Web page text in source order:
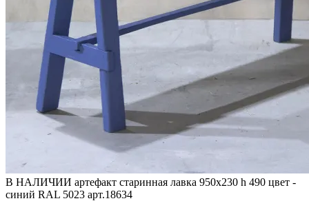
В НАЛИЧИИ артефакт старинная лавка 950х230 h 490 цвет -
синий RAL 5023 арт.18634